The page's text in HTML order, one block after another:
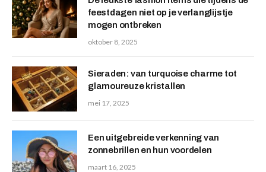
feestdagen niet op je verlanglijstje
mogen ontbreken
oktober 8, 2025
Sieraden: van turquoise charme tot
glamoureuze kristallen
mei 17, 2025
Een uitgebreide verkenning van
zonnebrillen en hun voordelen
maart 16, 2025